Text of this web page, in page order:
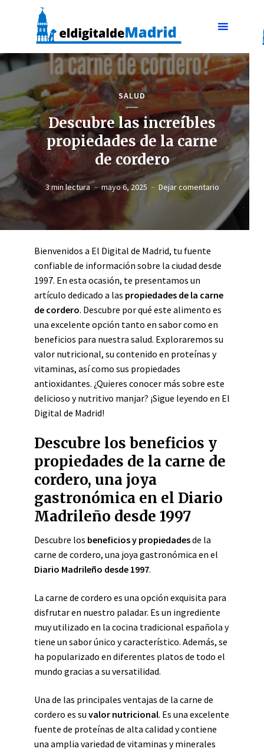
SALUD
Descubre las increíbles
propiedades de la carne
de cordero
3 min lectura mayo 6, 2025 Dejar comentario
Bienvenidos a El Digital de Madrid, tu fuente
confiable de información sobre la ciudad desde
1997. En esta ocasión, te presentamos un
artículo dedicado a las propiedades de la carne
de cordero. Descubre por qué este alimento es
una excelente opción tanto en sabor como en
beneficios para nuestra salud. Exploraremos su
valor nutricional, su contenido en proteínas y
vitaminas, así como sus propiedades
antioxidantes. ¿Quieres conocer más sobre este
delicioso y nutritivo manjar? ¡Sigue leyendo en El
Digital de Madrid!
Descubre los beneficios y
propiedades de la carne de
cordero, una joya
gastronómica en el Diario
Madrileño desde 1997
Descubre los beneficios y propiedadesde la
carne de cordero, una joya gastronómica en el
Diario Madrileño desde 1997.
La carne de cordero es una opción exquisita para
disfrutar en nuestro paladar. Es un ingrediente
muy utilizado en la cocina tradicional española y
tiene un sabor único y característico. Además, se
ha popularizado en diferentes platos de todo el
mundo gracias a su versatilidad.
Una de las principales ventajas de la carne de
cordero es su valor nutricional. Es una excelente
fuente de proteínas de alta calidad y contiene
una amplia variedad de vitaminas y minerales